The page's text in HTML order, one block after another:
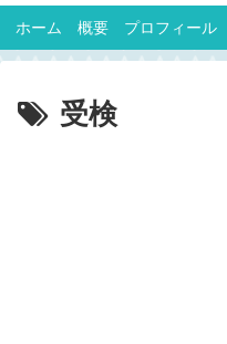
ホーム 概要 プロフィール
受検